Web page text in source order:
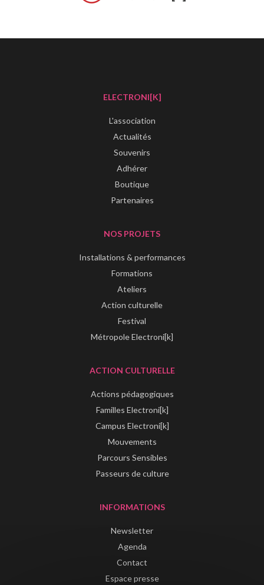
ELECTRONI[K]
L'association
Actualités
Souvenirs
Adhérer
Boutique
Partenaires
NOS PROJETS
Installations & performances
Formations
Ateliers
Action culturelle
Festival
Métropole Electroni[k]
ACTION CULTURELLE
Actions pédagogiques
Familles Electroni[k]
Campus Electroni[k]
Mouvements
Parcours Sensibles
Passeurs de culture
INFORMATIONS
Newsletter
Agenda
Contact
Espace presse